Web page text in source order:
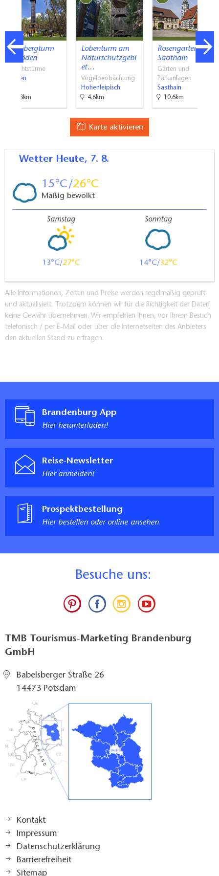
Heidebergturm
in Gröden
Aussichtstürme
Gröden
13.3km
Lobenturm am
Naturschutzgebi
et…
Vogelbeobachtung
Hohenleipisch
4.6km
Rosengarten Gut
Saathain
Gärten und
Parkanlagen
Saathain
10.6km
Karte aktivieren
Wetter Heute, 7. 8.
15 26
Mäßig bewölkt
Samstag
13 27
Sonntag
14 32
Alle Informationen, Zeiten und Preise werden regelmäßig geprüft
und aktualisiert. Trotzdem können wir für die Richtigkeit der Daten
keine Gewähr übernehmen. Wir empfehlen Ihnen, vor Ihrem Besuch
telefonisch / per E-Mail oder über die Internetseiten des Anbieters
den aktuellen Stand zu erfragen.
Brandenburg App
Hier herunterladen!
Reise-Newsletter
Hier anmelden!
Prospektbestellung
Hier bestellen oder online ansehen
Besuche uns:
TMB Tourismus-Marketing Brandenburg
GmbH
Babelsberger Straße 26
14473 Potsdam
Kontakt
Impressum
Datenschutzerklärung
Barrierefreiheit
Sitemap